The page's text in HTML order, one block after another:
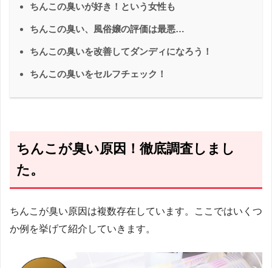
ちんこの臭いが好き！という女性も
ちんこの臭い、風俗嬢の評価は最悪…
ちんこの臭いを改善してダンディになろう！
ちんこの臭いをセルフチェック！
ちんこが臭い原因！徹底調査しまし
た。
ちんこが臭い原因は複数存在しています。ここではいくつ
か例を挙げて紹介していきます。